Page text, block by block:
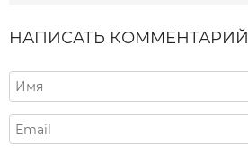
НАПИСАТЬ КОММЕНТАРИЙ